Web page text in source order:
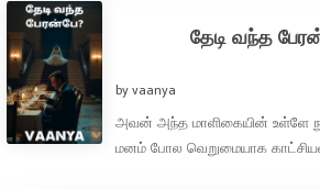
தேடி வந்த
by vaanya
அவன் அந்த மாளிகையின் உள்ளே
மனம் போல வெறுமையாக